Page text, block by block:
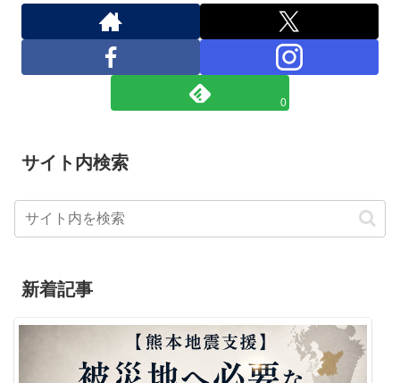
0
サイト内検索
新着記事